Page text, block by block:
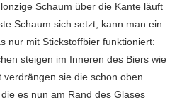
Schaum über die Kante läuft
Schaum sich setzt, kann man ein
nur mit Stickstoffbier funktioniert:
steigen im Inneren des Biers wie
sie die schon oben
es nun am Rand des Glases